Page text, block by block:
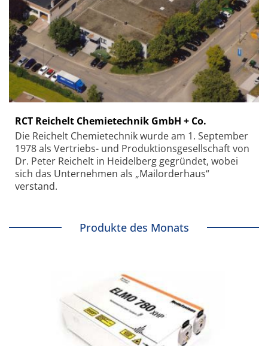
RCT Reichelt Chemietechnik GmbH + Co.
Die Reichelt Chemietechnik wurde am 1. September
1978 als Vertriebs- und Produktionsgesellschaft von
Dr. Peter Reichelt in Heidelberg gegründet, wobei
sich das Unternehmen als „Mailorderhaus“
verstand.
Produkte des Monats